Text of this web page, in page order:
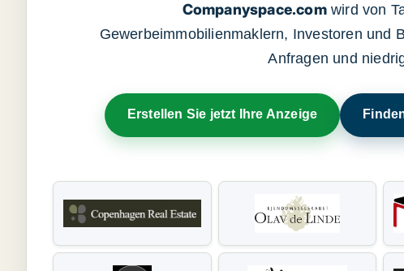
Companyspace.comwird von
Gewerbeimmobilienmaklern, Investoren und
Anfragen und
Erstellen Sie jetzt Ihre Anzeige